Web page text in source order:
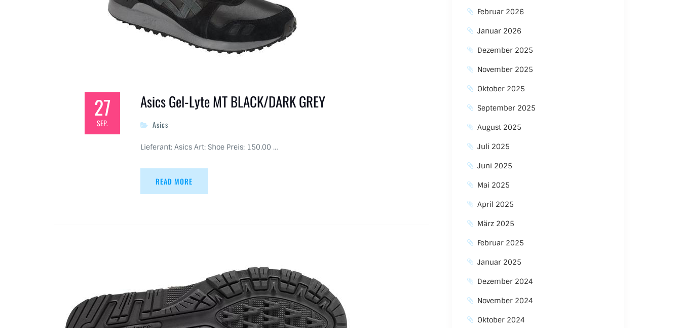
27
SEP.
Asics Gel-Lyte MT BLACK/DARK GREY
Asics
Lieferant: Asics Art: Shoe Preis: 150.00 …
READ MORE
Februar 2026
Januar 2026
Dezember 2025
November 2025
Oktober 2025
September 2025
August 2025
Juli 2025
Juni 2025
Mai 2025
April 2025
März 2025
Februar 2025
Januar 2025
Dezember 2024
November 2024
Oktober 2024